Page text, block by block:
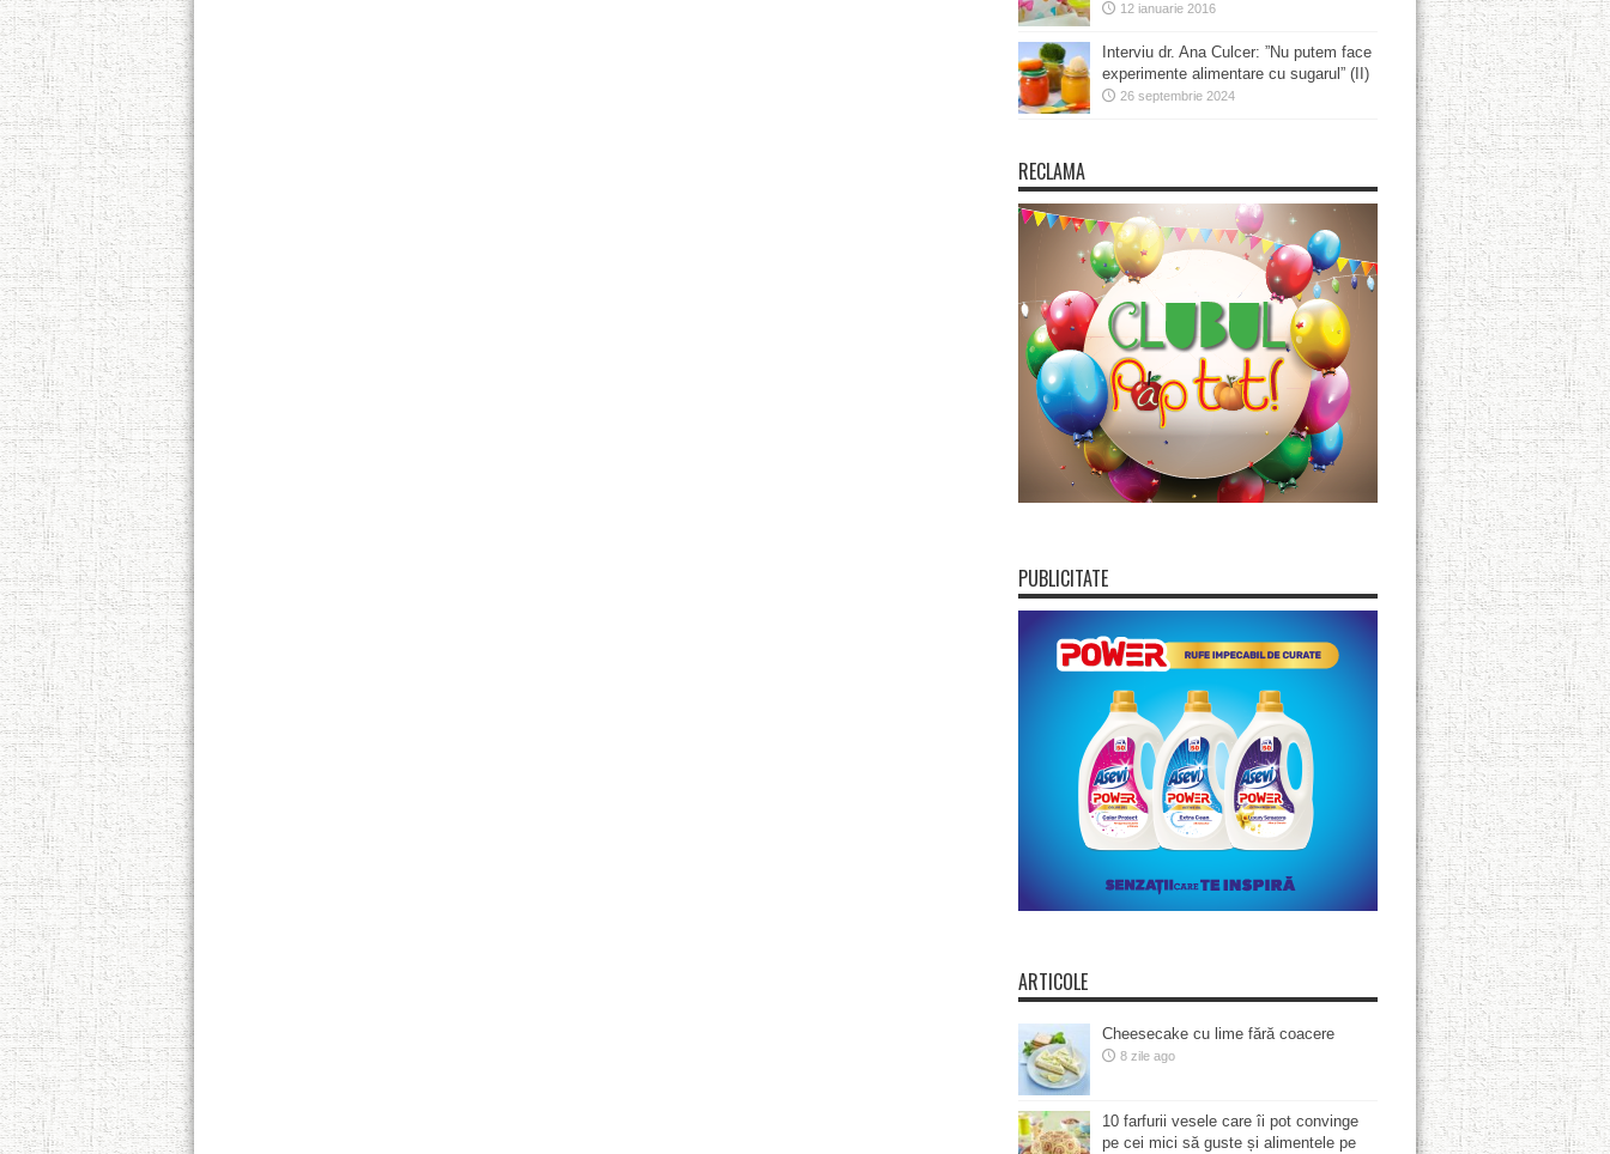
12 ianuarie 2016
Interviu dr. Ana Culcer: ”Nu putem face
experimente alimentare cu sugarul” (II)
26 septembrie 2024
RECLAMA
PUBLICITATE
ARTICOLE
Cheesecake cu lime fără coacere
8 zile ago
10 farfurii vesele care îi pot convinge
pe cei mici să guste și alimentele pe